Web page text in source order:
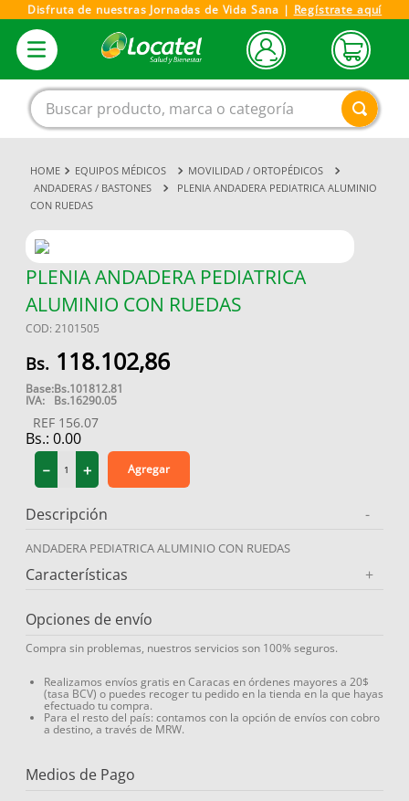
Disfruta de nuestras Jornadas de Vida Sana | Regístrate aquí
Buscar producto, marca o categoría
EQUIPOS MÉDICOS
MOVILIDAD / ORTOPÉDICOS
ANDADERAS / BASTONES
PLENIA ANDADERA PEDIATRICA ALUMINIO
CON RUEDAS
PLENIA ANDADERA PEDIATRICA
ALUMINIO CON RUEDAS
COD: 2101505
118.102,86
Base:Bs.101812.81
IVA: Bs.16290.05
REF 156.07
Bs.: 0.00
＋
－ Agregar
Descripción -
ANDADERA PEDIATRICA ALUMINIO CON RUEDAS
Características +
Opciones de envío
Compra sin problemas, nuestros servicios son 100% seguros.
Realizamos envíos gratis en Caracas en órdenes mayores a 20$
(tasa BCV) o puedes recoger tu pedido en la tienda en la que hayas
efectuado tu compra.
Para el resto del país: contamos con la opción de envíos con cobro
a destino, a través de MRW.
Medios de Pago
1.
magnesio
2.
omega 3
3 .
4.
vitamina c
5.
vitamina
6.
linezolid
7.
champu
8.
miovit
9.
medias compresión
protector solar